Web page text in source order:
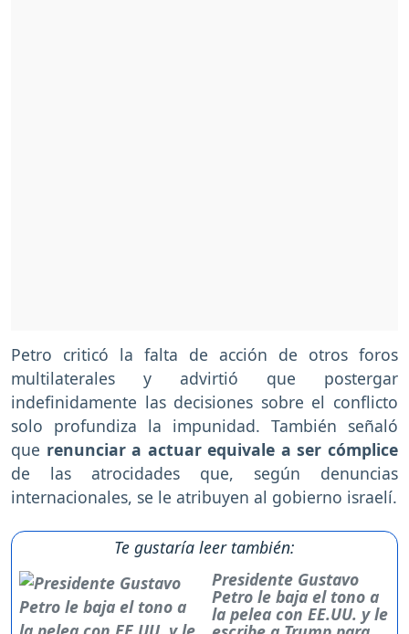
Petro criticó la falta de acción de otros foros
multilaterales y advirtió que postergar
indefinidamente las decisiones sobre el conflicto
solo profundiza la impunidad. También señaló
que renunciar a actuar equivale a ser cómplice
de las atrocidades que, según denuncias
internacionales, se le atribuyen al gobierno israelí.
Te gustaría leer también:
Presidente Gustavo
Petro le baja el tono a
la pelea con EE.UU. y le